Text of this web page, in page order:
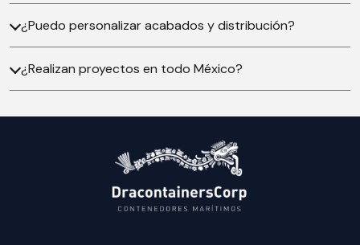
¿Puedo personalizar acabados y distribución?
¿Realizan proyectos en todo México?